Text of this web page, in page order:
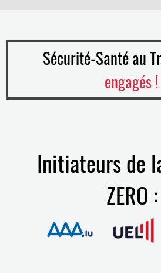
Sécurité-Santé au
engagés !
Initiateurs de
ZERO :